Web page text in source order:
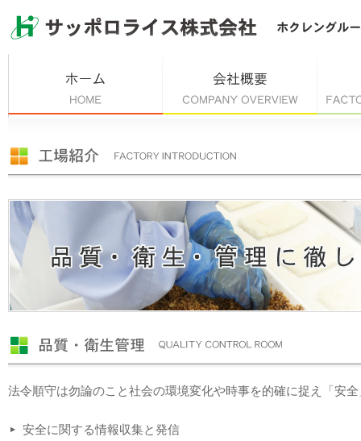
法令順守は勿論のこと社会の環境変化や時事を的確に捉え「安
安全に関する情報収集と発信